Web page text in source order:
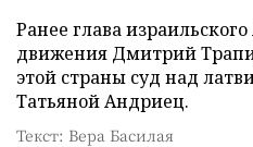
Ранее глава
движения Дмитрий
этой страны суд над
Татьяной Андриец.
Текст: Вера Басилая